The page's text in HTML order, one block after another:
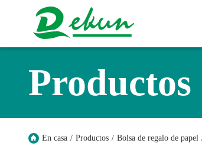
Productos
En casa / Productos / Bolsa de regalo de papel